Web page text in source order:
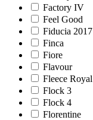
Factory IV
Feel Good
Fiducia 2017
Finca
Fiore
Flavour
Fleece Royal
Flock 3
Flock 4
Florentine